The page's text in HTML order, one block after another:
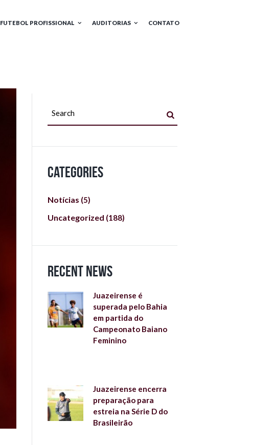
FUTEBOL PROFISSIONAL AUDITORIAS CONTATO
Categories
Notícias (5)
Uncategorized (188)
Recent News
Juazeirense é
superada pelo Bahia
em partida do
Campeonato Baiano
Feminino
Juazeirense encerra
preparação para
estreia na Série D do
Brasileirão